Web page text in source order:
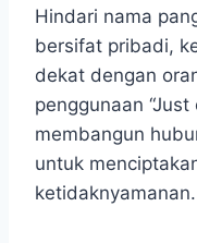
Hindari nama
bersifat pribadi,
dekat dengan
penggunaan
membangun
untuk
ketidaknyamanan.